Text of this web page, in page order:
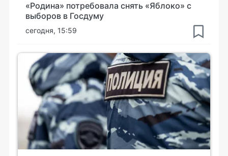
«Родина» потребовала снять «Яблоко» с
выборов в Госдуму
сегодня, 15:59